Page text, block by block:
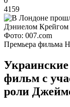
4159
Фото: 007.com
Премьера фильма
Украинские
фильм с
роли